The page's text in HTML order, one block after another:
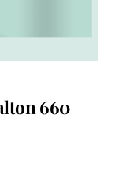
660